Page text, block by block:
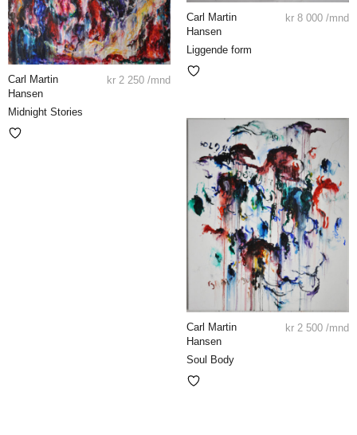
Carl Martin
Hansen
Liggende form
kr 8 000 /mnd
Carl Martin
Hansen
Midnight Stories
kr 2 250 /mnd
Carl Martin
Hansen
Soul Body
kr 2 500 /mnd